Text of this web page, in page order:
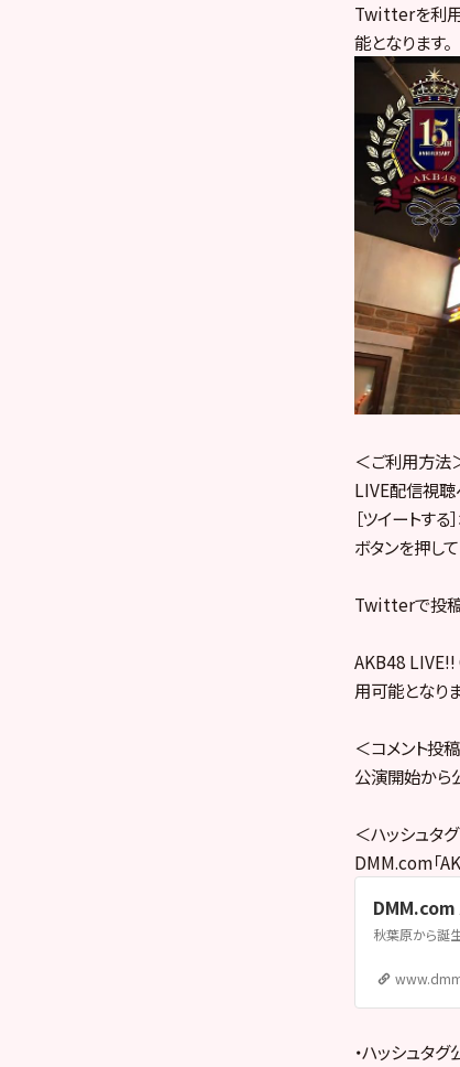
Twitterを利用
能となります。
＜ご利用方法
LIVE配信視聴
［ツイートす
ボタンを押し
Twitterで投稿
AKB48 LIVE!!
用可能となりま
＜コメント投
公演開始から
＜ハッシュタ
DMM.com「
DMM.com
・ハッシュタ